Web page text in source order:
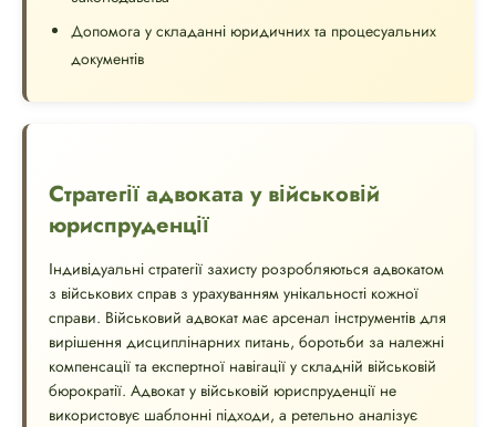
Допомога у складанні юридичних та процесуальних
документів
Стратегії адвоката у військовій
юриспруденції
Індивідуальні стратегії захисту розробляються адвокатом
з військових справ з урахуванням унікальності кожної
справи. Військовий адвокат має арсенал інструментів для
вирішення дисциплінарних питань, боротьби за належні
компенсації та експертної навігації у складній військовій
бюрократії. Адвокат у військовій юриспруденції не
використовує шаблонні підходи, а ретельно аналізує